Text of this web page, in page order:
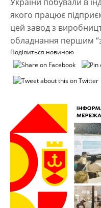
якого працює
цей завод з
обладнання першим
Поділиться новиною